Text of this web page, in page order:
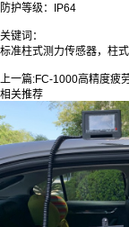
防护等级：IP64
关键词：
标准柱式测力传感器，柱
上一篇:FC-1000高精度疲
相关推荐